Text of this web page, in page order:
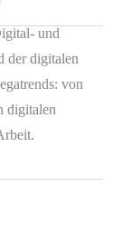
und
der digitalen
von
digitalen